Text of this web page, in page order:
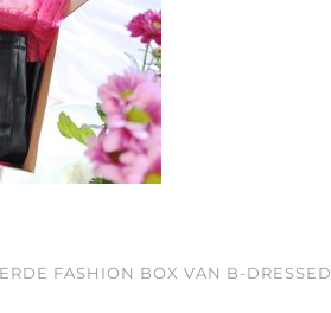
FASHION BOX VAN B-DRESSED